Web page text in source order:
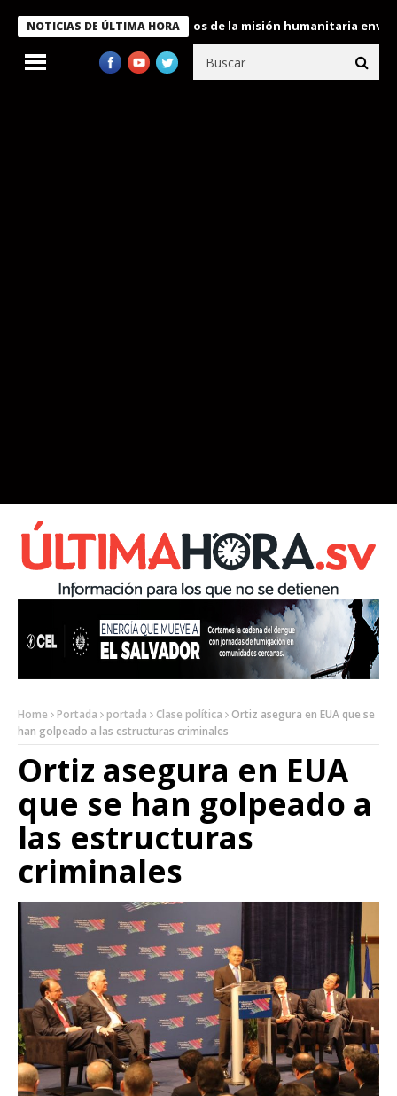
NOTICIAS DE ÚLTIMA HORA
condecora a miembros de la misión humanitaria enviada a
Home Portada portada Clase política
Ortiz asegura en EUA que se
han golpeado a las estructuras criminales
Ortiz asegura en EUA
que se han golpeado a
las estructuras
criminales